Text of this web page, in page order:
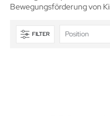
Bewegungsförderung von
FILTER